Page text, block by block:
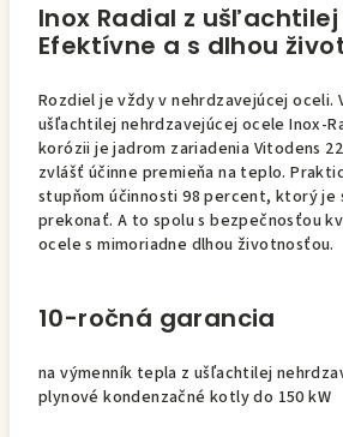
Inox Radial z ušľachtilej
Efektívne a s dlhou
Rozdiel je vždy v nehrdzavejúcej oceli.
ušľachtilej nehrdzavejúcej ocele Inox-
korózii je jadrom zariadenia Vitodens
zvlášť účinne premieňa na teplo.
stupňom účinnosti 98 percent, ktorý je
prekonať. A to spolu s bezpečnosťou
ocele s mimoriadne dlhou životnosťou.
10-ročná garancia
na výmenník tepla z ušľachtilej
plynové kondenzačné kotly do 150 kW